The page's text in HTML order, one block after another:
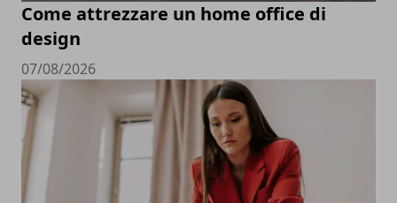
Come attrezzare un home office di
design
07/08/2026